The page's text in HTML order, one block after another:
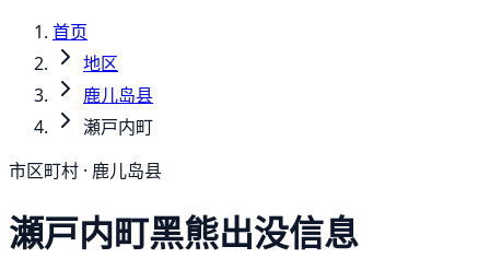
首页
地区
鹿儿岛县
瀬戸内町
市区町村 · 鹿儿岛县
瀬戸内町黑熊出没信息